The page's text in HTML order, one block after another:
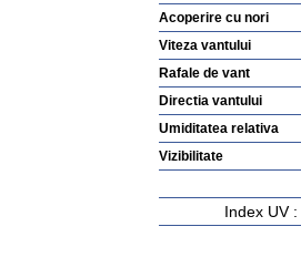
Acoperire cu nori
Viteza vantului
Rafale de vant
Directia vantului
Umiditatea relativa
Vizibilitate
Index UV :